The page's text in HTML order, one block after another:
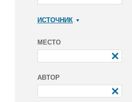
ИСТОЧНИК
МЕСТО
АВТОР